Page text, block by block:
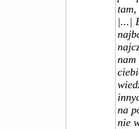
tam,
|...|
nam
na
nie